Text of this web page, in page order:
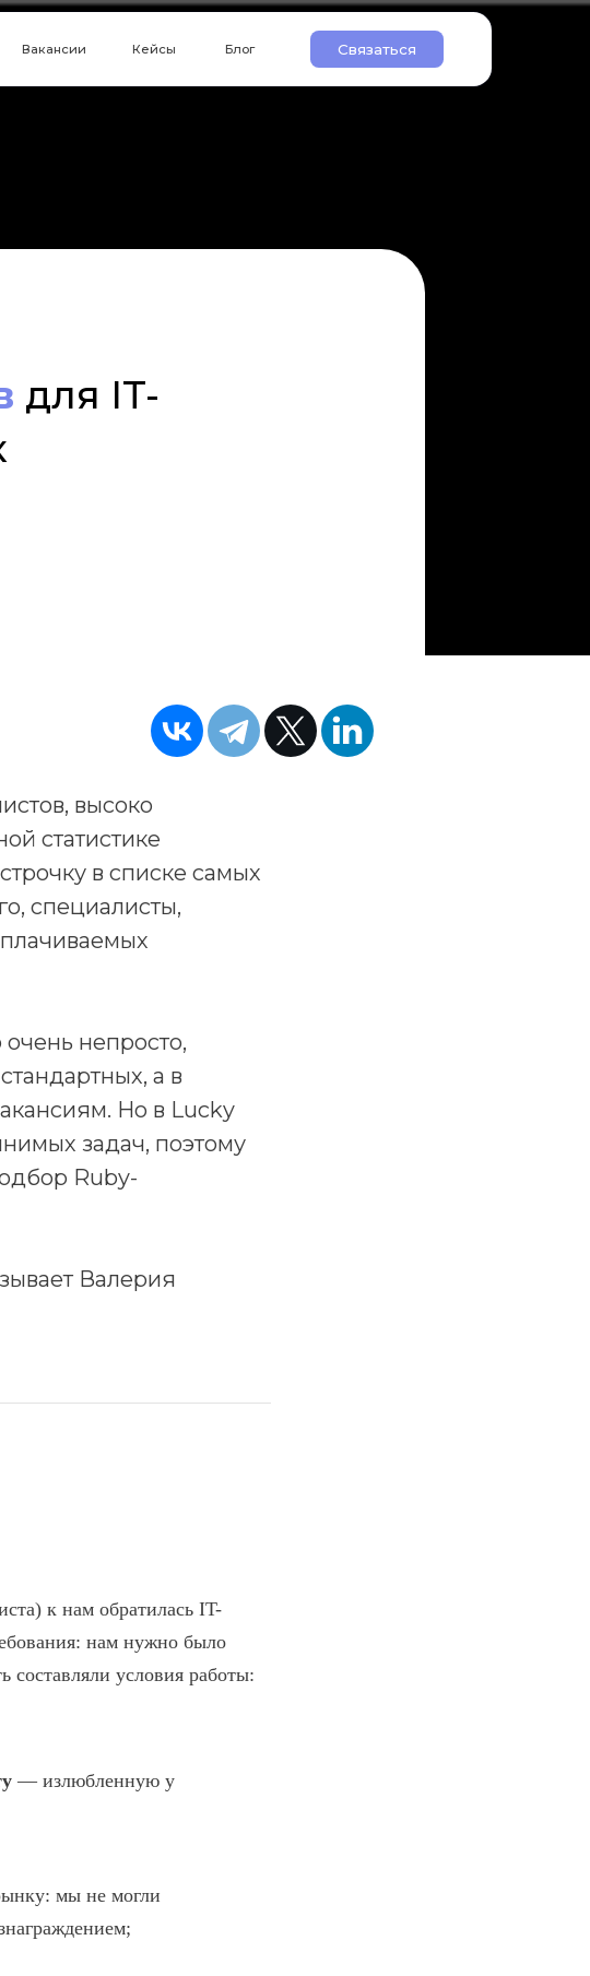
Связаться
Блог
Кейсы
для IT-
высоко
статистике
в списке самых
специалисты,
непросто,
а в
Но в Lucky
задач, поэтому
Ruby-
Валерия
к нам обратилась IT-
нам нужно было
составляли условия работы:
— излюбленную у
мы не могли